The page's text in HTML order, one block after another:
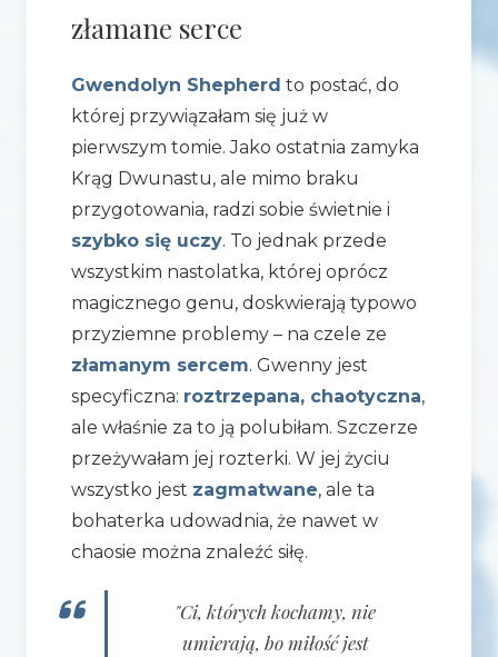
złamane serce
Gwendolyn Shepherd to postać, do
której przywiązałam się już w
pierwszym tomie. Jako ostatnia zamyka
Krąg Dwunastu, ale mimo braku
przygotowania, radzi sobie świetnie i
szybko się uczy. To jednak przede
wszystkim nastolatka, której oprócz
magicznego genu, doskwierają typowo
przyziemne problemy – na czele ze
złamanym sercem. Gwenny jest
specyficzna: roztrzepana, chaotyczna,
ale właśnie za to ją polubiłam. Szczerze
przeżywałam jej rozterki. W jej życiu
wszystko jest zagmatwane, ale ta
bohaterka udowadnia, że nawet w
chaosie można znaleźć siłę.
"Ci, których kochamy, nie
umierają, bo miłość jest